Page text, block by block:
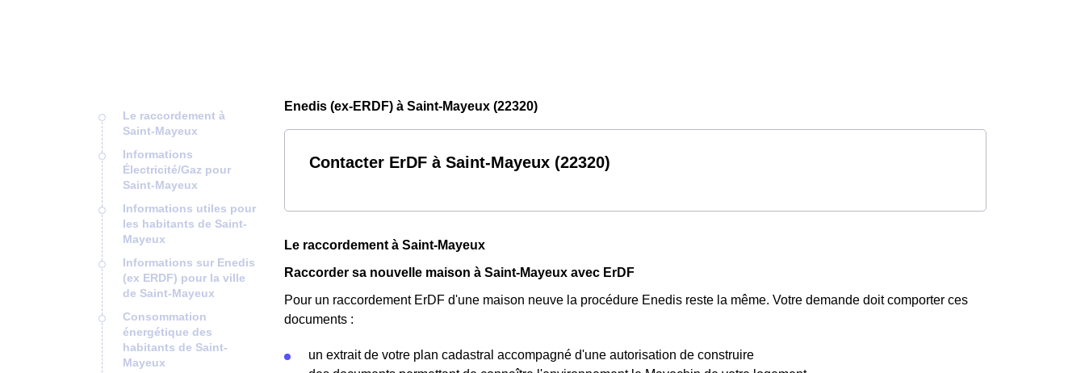
Le raccordement à
Saint-Mayeux
Informations
Électricité/Gaz pour
Saint-Mayeux
Informations utiles pour
les habitants de Saint-
Mayeux
Informations sur Enedis
(ex ERDF) pour la ville
de Saint-Mayeux
Consommation
énergétique des
habitants de Saint-
Mayeux
Enedis (ex-ERDF) à Saint-Mayeux (22320)
Contacter ErDF à Saint-Mayeux (22320)
Le raccordement à Saint-Mayeux
Raccorder sa nouvelle maison à Saint-Mayeux avec ErDF
Pour un raccordement ErDF d'une maison neuve la procédure Enedis reste la même. Votre demande doit comporter ces
documents :
un extrait de votre plan cadastral accompagné d'une autorisation de construire